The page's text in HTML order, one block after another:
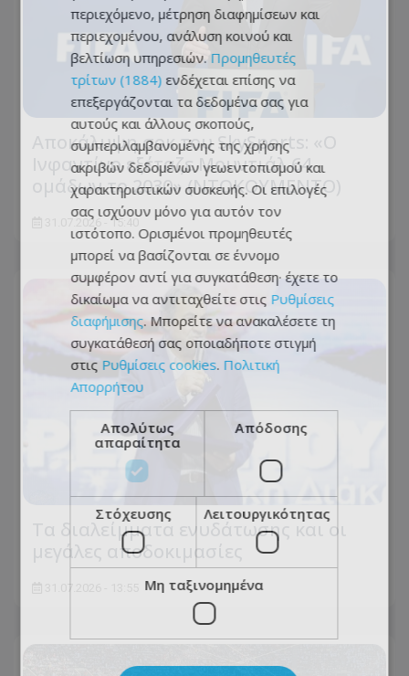
Αποκάλυψη σοκ του SkySports: «O
Ινφαντίνο εξέταζε Μουντιάλ 64
ομάδων το 2030» (ΝΤΟΚΟΥΜΕΝΤΟ)
31.07.2026 - 15:40
Τα διαλείμματα ενυδάτωσης και οι
μεγάλες αποδοκιμασίες
περιεχόμενο, μέτρηση διαφημίσεων και
περιεχομένου, ανάλυση κοινού και
βελτίωση υπηρεσιών.Προμηθευτές
τρίτων (1884) ενδέχεται επίσης να
επεξεργάζονται τα δεδομένα σας για
αυτούς και άλλους σκοπούς,
συμπεριλαμβανομένης της χρήσης
ακριβών δεδομένων γεωεντοπισμού και
χαρακτηριστικών συσκευής. Οι επιλογές
σας ισχύουν μόνο για αυτόν τον
ιστότοπο. Ορισμένοι προμηθευτές
μπορεί να βασίζονται σε έννομο
συμφέρον αντί για συγκατάθεση· έχετε το
δικαίωμα να αντιταχθείτε στις Ρυθμίσεις
διαφήμισης. Μπορείτε να ανακαλέσετε τη
συγκατάθεσή σας οποιαδήποτε στιγμή
στις Ρυθμίσεις cookies. Πολιτική
Απορρήτου
Απολύτως
απαραίτητα
Απόδοσης
Στόχευσης Λειτουργικότητας
Μη ταξινομημένα